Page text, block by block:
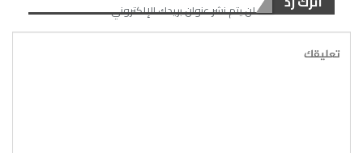
لن يتم نشر عنوان بريدك الإلكتروني.